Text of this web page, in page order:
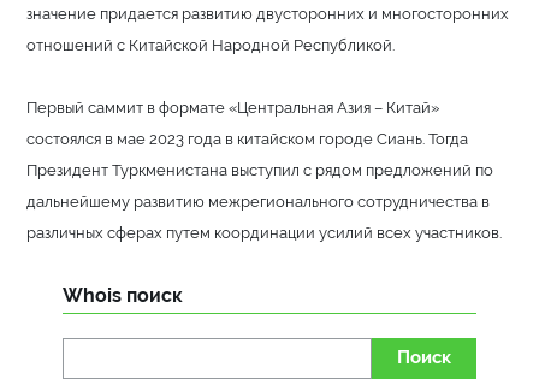
значение придается развитию двусторонних и многосторонних
отношений с Китайской Народной Республикой.
Первый саммит в формате «Центральная Азия – Китай»
состоялся в мае 2023 года в китайском городе Сиань. Тогда
Президент Туркменистана выступил с рядом предложений по
дальнейшему развитию межрегионального сотрудничества в
различных сферах путем координации усилий всех участников.
Whois поиск
Поиск